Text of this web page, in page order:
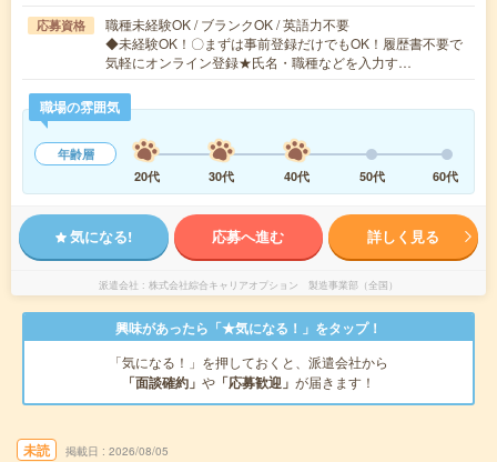
応募資格
職種未経験OK / ブランクOK / 英語力不要
◆未経験OK！〇まずは事前登録だけでもOK！履歴書不要で
気軽にオンライン登録★氏名・職種などを入力す…
職場の雰囲気
年齢層
20代
30代 40代 50代 60代
気になる! 応募へ進む 詳しく見る
派遣会社 株式会社綜合キャリアオプション 製造事業部（全国）
興味があったら「★気になる！」をタップ！
「気になる！」を押しておくと、派遣会社から
「面談確約」 や 「応募歓迎」 が届きます！
未読 掲載日 2026/08/05